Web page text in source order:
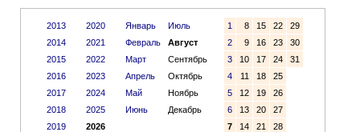
2013
2014
2015
2016
2017
2018
2019
2020
2021
2022
2023
2024
2025
2026
Январь
Июль
Февраль
Август
Март
Сентябрь
Апрель
Октябрь
Май
Ноябрь
Июнь
Декабрь
1 8 15 22
29
2
9 16 23
30
3
10 17 24
31
4
11 18
25
5
12 19
26
6
13 20
27
7
14 21 28